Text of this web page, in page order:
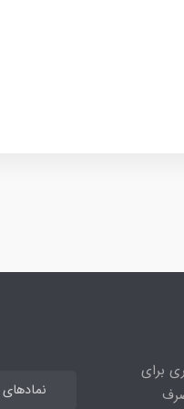
برای
نمادهای